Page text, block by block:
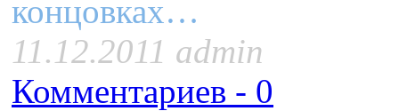
концовках…
11.12.2011 admin
Комментариев - 0